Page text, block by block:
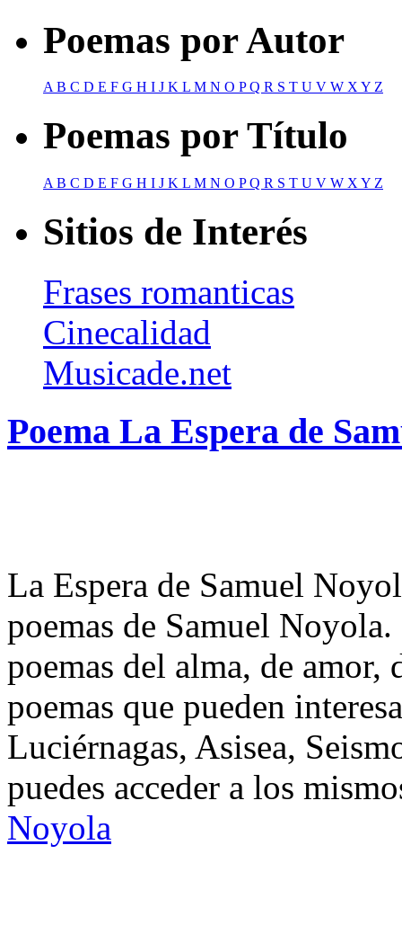
Poemas por Autor
AB C D E F G H I J K L M N O PQ R S T U V W XY Z
Poemas por Título
A B C D E F G H I J K L M N O PQ R S T U V W X Y Z
Sitios de Interés
Frases romanticas
Cinecalidad
Musicade.net
Poema La Espera de
La Espera de Samuel
poemas de Samuel
poemas del alma, de
poemas que pueden
Luciérnagas, Asisea,
puedes acceder a los
Noyola